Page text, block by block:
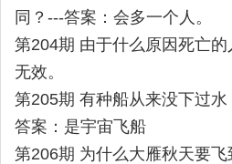
同？---答案：会多一个人。
第204期 由于什么原因死亡
无效。
第205期 有种船从来没下过
答案：是宇宙飞船
第206期 为什么大雁秋天要